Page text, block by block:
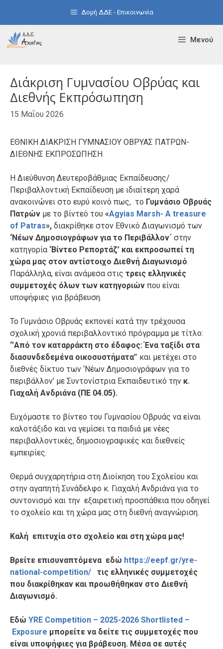
Δομή ΔΔΕ - Επικοινωνία
Μενού
Διάκριση Γυμνασίου Οβρύας και
Διεθνής Εκπρόσωπηση
15 Μαΐου 2026
ΕΘΝΙΚΗ ΔΙΑΚΡΙΣΗ ΓΥΜΝΑΣΙΟΥ ΟΒΡΥΑΣ ΠΑΤΡΩΝ-
ΔΙΕΘΝΗΣ ΕΚΠΡΟΣΩΠΗΣΗ
Η Διεύθυνση Δευτεροβάθμιας Εκπαίδευσης/
Περιβαλλοντική Εκπαίδευση με ιδιαίτερη χαρά
ανακοινώνει στο ευρύ κοινό πως, το Γυμνάσιο Οβρυάς
Πατρών με το βίντεό του «Agyias Marsh- A treasure
of Patras», διακρίθηκε στον Εθνικό Διαγωνισμό των
‘Νέων Δημοσιογράφων για το Περιβάλλον΄ στην
κατηγορία ‘Βίντεο Ρεπορτάζ’ και εκπροσωπεί τη
χώρα μας στον αντίστοιχο Διεθνή Διαγωνισμό.
Παράλληλα, είναι ανάμεσα στις τρεις ελληνικές
συμμετοχές όλων των κατηγοριών που είναι
υποψήφιες για βράβευση.
Το Γυμνάσιο Οβρυάς εκπονεί κατά την τρέχουσα
σχολική χρονιά περιβαλλοντικό πρόγραμμα με τίτλο:
‘’Από τον καταρράκτη στο έδαφος: Ένα ταξίδι στα
διασυνδεδεμένα οικοσυστήματα’’ και μετέχει στο
διεθνές δίκτυο των ‘Νέων Δημοσιογράφων για το
περιβάλλον’ με Συντονίστρια Εκπαιδευτικό την κ.
Γιαχαλή Ανδριάνα (ΠΕ 04.05).
Ευχόμαστε το βίντεο του Γυμνασίου Οβρυάς να είναι
καλοτάξιδο και να γεμίσει τα παιδιά με νέες
περιβαλλοντικές, δημοσιογραφικές και διεθνείς
εμπειρίες.
Θερμά συγχαρητήρια στη Διοίκηση του Σχολείου και
στην αγαπητή Συνάδελφο κ. Γιαχαλή Ανδριάνα για το
συντονισμό και την εξαιρετική προσπάθεια που οδηγεί
το σχολείο και τη χώρα μας στη διεθνή αναγνώριση.
Καλή επιτυχία στο σχολείο και στη χώρα μας!
Βρείτε επισυναπτόμενα εδώ https://eepf.gr/yre-
national-competition/
τις ελληνικές συμμετοχές
που διακρίθηκαν και προωθήθηκαν στο Διεθνή
Διαγωνισμό.
Εδώ YRE Competition – 2025-2026 Shortlisted –
Exposure μπορείτε να δείτε τις συμμετοχές που
είναι υποψήφιες για βράβευση. Μέσα σε αυτές